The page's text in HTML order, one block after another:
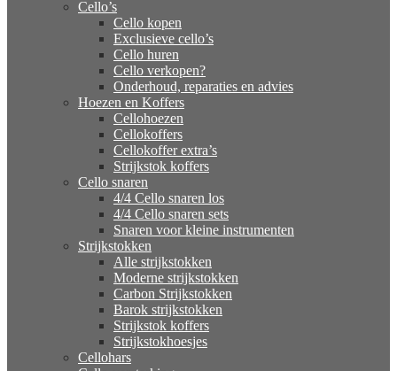
Cello’s
Cello kopen
Exclusieve cello’s
Cello huren
Cello verkopen?
Onderhoud, reparaties en advies
Hoezen en Koffers
Cellohoezen
Cellokoffers
Cellokoffer extra’s
Strijkstok koffers
Cello snaren
4/4 Cello snaren los
4/4 Cello snaren sets
Snaren voor kleine instrumenten
Strijkstokken
Alle strijkstokken
Moderne strijkstokken
Carbon Strijkstokken
Barok strijkstokken
Strijkstok koffers
Strijkstokhoesjes
Cellohars